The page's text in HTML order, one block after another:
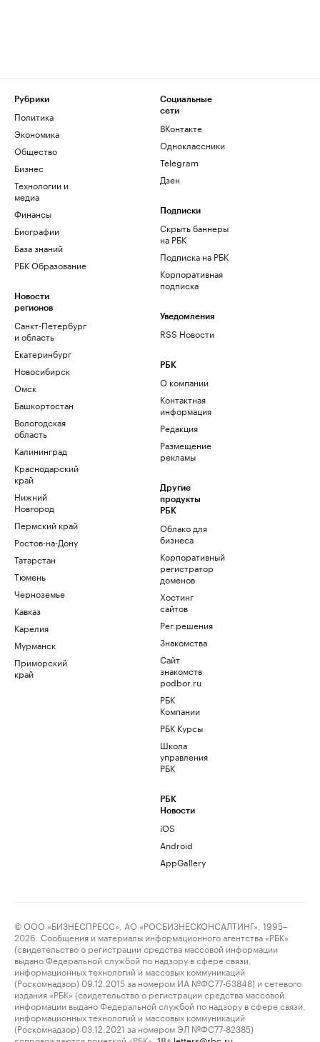
Рубрики
Политика
Экономика
Общество
Бизнес
Технологии и
медиа
Финансы
Биографии
База знаний
РБК Образование
Новости
регионов
Санкт-Петербург
и область
Екатеринбург
Новосибирск
Омск
Башкортостан
Вологодская
область
Калининград
Краснодарский
край
Нижний
Новгород
Пермский край
Ростов-на-Дону
Татарстан
Тюмень
Черноземье
Кавказ
Карелия
Мурманск
Приморский
край
Социальные
сети
ВКонтакте
Одноклассники
Telegram
Дзен
Подписки
Скрыть баннеры
на РБК
Подписка на РБК
Корпоративная
подписка
Уведомления
RSS Новости
РБК
О компании
Контактная
информация
Редакция
Размещение
рекламы
Другие
продукты
РБК
Облако для
бизнеса
Корпоративный
регистратор
доменов
Хостинг
сайтов
Рег.решения
Знакомства
Сайт
знакомств
podbor.ru
РБК
Компании
РБК Курсы
Школа
управления
РБК
РБК
Новости
iOS
Android
AppGallery
© ООО «БИЗНЕСПРЕСС», АО «РОСБИЗНЕСКОНСАЛТИНГ», 1995–
2026. Сообщения и материалы информационного агентства «РБК»
(свидетельство о регистрации средства массовой информации
выдано Федеральной службой по надзору в сфере связи,
информационных технологий и массовых коммуникаций
(Роскомнадзор) 09.12.2015 за номером ИА №ФС77-63848) и сетевого
издания «РБК» (свидетельство о регистрации средства массовой
информации выдано Федеральной службой по надзору в сфере связи,
информационных технологий и массовых коммуникаций
(Роскомнадзор) 03.12.2021 за номером ЭЛ №ФС77-82385)